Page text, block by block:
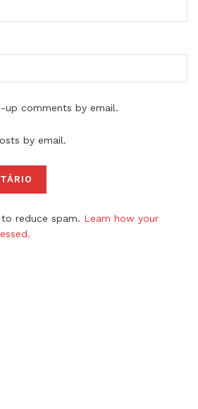
comments by email.
by email.
reduce spam. Learn how your